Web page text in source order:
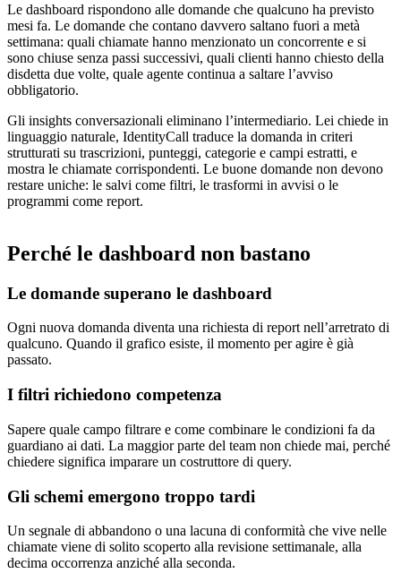
Le dashboard rispondono alle domande che qualcuno ha previsto
mesi fa. Le domande che contano davvero saltano fuori a metà
settimana: quali chiamate hanno menzionato un concorrente e si
sono chiuse senza passi successivi, quali clienti hanno chiesto della
disdetta due volte, quale agente continua a saltare l’avviso
obbligatorio.
Gli insights conversazionali eliminano l’intermediario. Lei chiede in
linguaggio naturale, IdentityCall traduce la domanda in criteri
strutturati su trascrizioni, punteggi, categorie e campi estratti, e
mostra le chiamate corrispondenti. Le buone domande non devono
restare uniche: le salvi come filtri, le trasformi in avvisi o le
programmi come report.
Perché le dashboard non bastano
Le domande superano le dashboard
Ogni nuova domanda diventa una richiesta di report nell’arretrato di
qualcuno. Quando il grafico esiste, il momento per agire è già
passato.
I filtri richiedono competenza
Sapere quale campo filtrare e come combinare le condizioni fa da
guardiano ai dati. La maggior parte del team non chiede mai, perché
chiedere significa imparare un costruttore di query.
Gli schemi emergono troppo tardi
Un segnale di abbandono o una lacuna di conformità che vive nelle
chiamate viene di solito scoperto alla revisione settimanale, alla
decima occorrenza anziché alla seconda.